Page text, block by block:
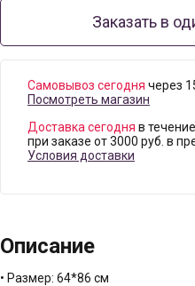
Заказать в
Самовывоз сегодня через
Посмотреть магазин
Доставка сегодня в
при заказе от 3000 руб. в
Условия доставки
Описание
• Размер: 64*86 см